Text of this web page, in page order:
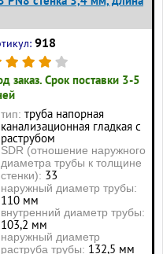
918
заказ. Срок поставки 3-5
тип: труба напорная
канализационная гладкая с
раструбом
SDR (отношение наружного
диаметра трубы к толщине
стенки): 33
наружный диаметр трубы:
110 мм
внутренний диаметр трубы:
103,2 мм
наружный диаметр
раструба трубы: 132,5 мм